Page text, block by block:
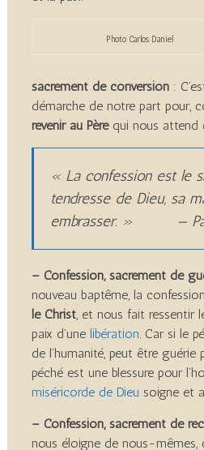
Photo Carlos Daniel
sacrement de conversion:
démarche de notre part pour,
revenir au Pèrequi nous attend
« La confession est le
tendresse de Dieu, sa
embrasser. » —
– Confession, sacrement de
nouveau baptême, la
le Christ, et nous fait ressentir
paix d’une libération. Car si le
de l’humanité, peut être guérie
péché est une blessure pour
miséricorde de Dieu soigne et
– Confession, sacrement de
nous éloigne de nous-mêmes,